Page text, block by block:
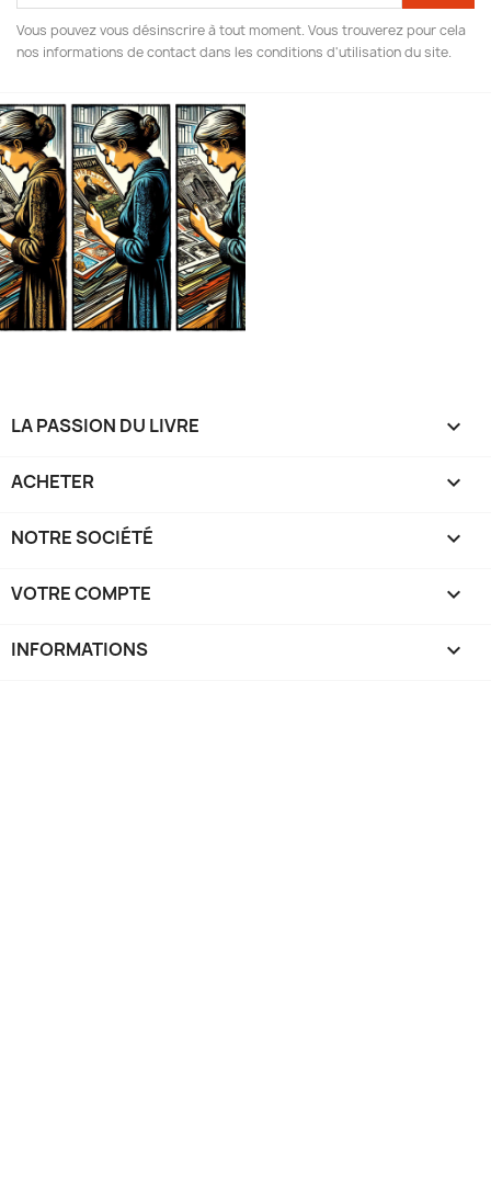
Vous pouvez vous désinscrire à tout moment. Vous trouverez pour cela
nos informations de contact dans les conditions d'utilisation du site.
LA PASSION DU LIVRE 
ACHETER 
NOTRE SOCIÉTÉ 
VOTRE COMPTE 
INFORMATIONS keyboard_arrow_down